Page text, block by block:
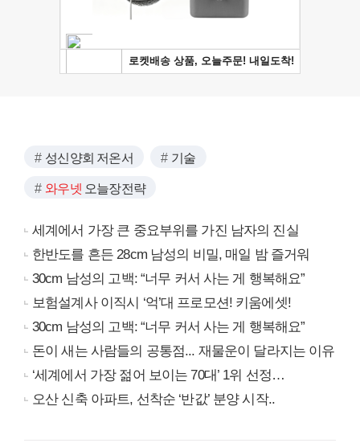
성신양회 저온서 기술
와우넷 오늘장전략
세계에서 가장 큰 중요부위를 가진 남자의 진실
한반도를 흔든 28cm 남성의 비밀, 매일 밤 즐거워
30cm 남성의 고백: “너무 커서 사는 게 행복해요”
보험설계사 이직시 ‘억’대 프로모션! 키움에셋!
30cm 남성의 고백: “너무 커서 사는 게 행복해요”
돈이 새는 사람들의 공통점... 재물운이 달라지는 이유
‘세계에서 가장 젊어 보이는 70대’ 1위 선정…
오산 신축 아파트, 선착순 ‘반값’ 분양 시작..